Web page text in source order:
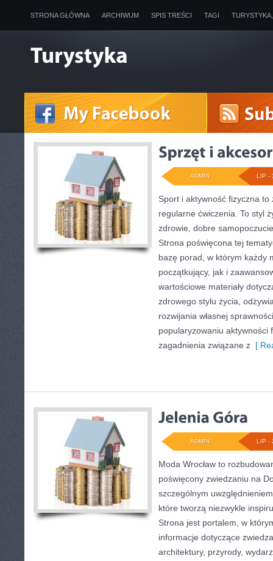
STRONA GŁÓWNA ARCHIWUM SPIS TREŚCI TAGI
LIP -
ADMIN
Sport i aktywność fizyczna
regularne ćwiczenia. To styl
zdrowie, dobre
Strona poświęcona tej
bazę porad, w którym każdy
początkujący, jak i
wartościowe materiały
zdrowego stylu życia,
rozwijania własnej
popularyzowaniu aktywności
zagadnienia związane z [
LIP -
ADMIN
Moda Wrocław to
poświęcony zwiedzaniu na
szczególnym
które tworzą niezwykle
Strona jest portalem, w
informacje dotyczące
architektury, przyrody,